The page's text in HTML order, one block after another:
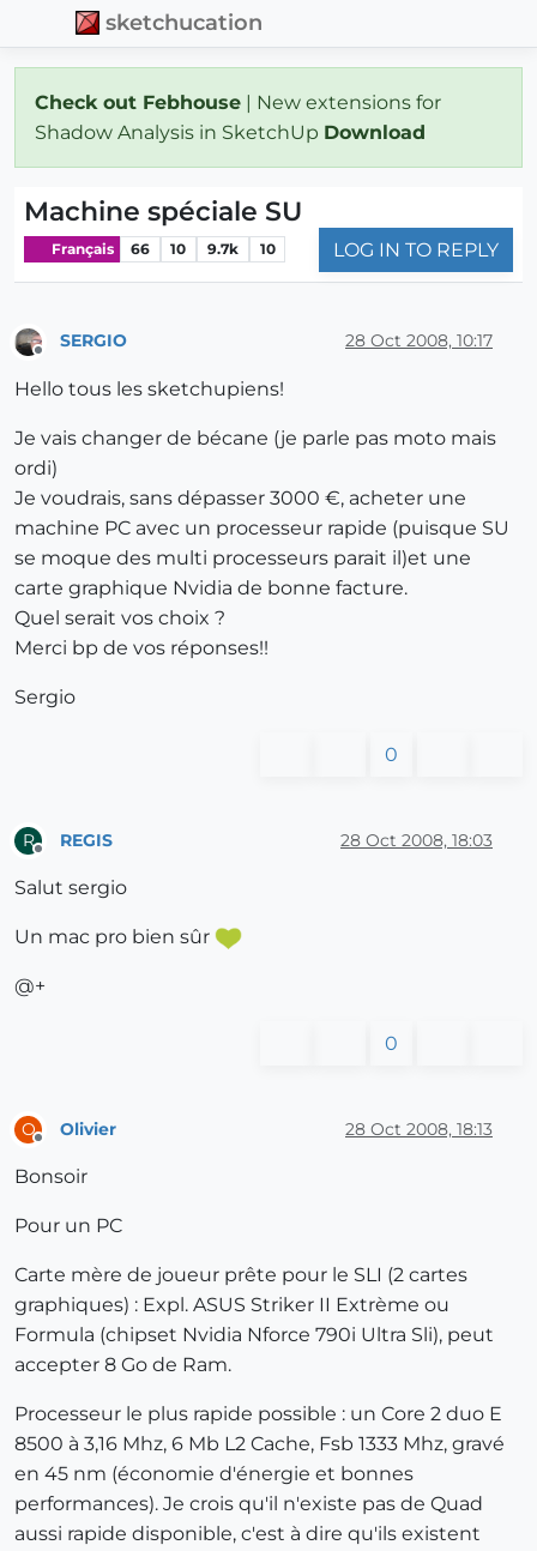
sketchucation
Check out Febhouse | New extensions for
Shadow Analysis in SketchUp Download
Machine spéciale SU
Français 66 10 9.7k 10 LOG IN TO REPLY
SERGIO 28 Oct 2008, 10:17
Hello tous les sketchupiens!
Je vais changer de bécane (je parle pas moto mais
ordi)
Je voudrais, sans dépasser 3000 €, acheter une
machine PC avec un processeur rapide (puisque SU
se moque des multi processeurs parait il)et une
carte graphique Nvidia de bonne facture.
Quel serait vos choix ?
Merci bp de vos réponses!!
Sergio
0
R REGIS 28 Oct 2008, 18:03
Salut sergio
Un mac pro bien sûr
@+
0
O Olivier 28 Oct 2008, 18:13
Bonsoir
Pour un PC
Carte mère de joueur prête pour le SLI (2 cartes
graphiques) : Expl. ASUS Striker II Extrème ou
Formula (chipset Nvidia Nforce 790i Ultra Sli), peut
accepter 8 Go de Ram.
Processeur le plus rapide possible : un Core 2 duo E
8500 à 3,16 Mhz, 6 Mb L2 Cache, Fsb 1333 Mhz, gravé
en 45 nm (économie d'énergie et bonnes
performances). Je crois qu'il n'existe pas de Quad
aussi rapide disponible, c'est à dire qu'ils existent